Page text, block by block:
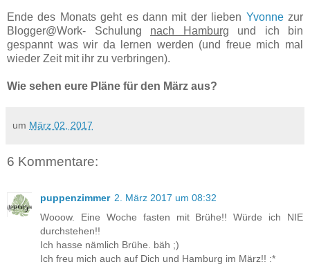
Ende des Monats geht es dann mit der lieben Yvonnezur
Blogger@Work- Schulung nach Hamburg und ich bin
gespannt was wir da lernen werden (und freue mich mal
wieder Zeit mit ihr zu verbringen).
Wie sehen eure Pläne für den März aus?
um März 02, 2017
6 Kommentare:
puppenzimmer 2. März 2017 um 08:32
Wooow. Eine Woche fasten mit Brühe!! Würde ich NIE
durchstehen!!
Ich hasse nämlich Brühe. bäh ;)
Ich freu mich auch auf Dich und Hamburg im März!! :*